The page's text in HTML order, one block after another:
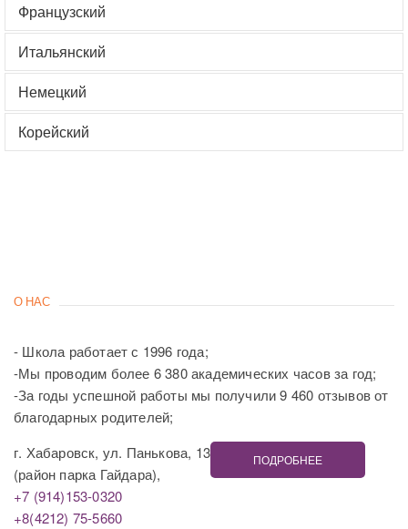
Французский
Итальянский
Немецкий
Корейский
О НАС
- Школа работает с 1996 года;
-Мы проводим более 6 380 академических часов за год;
-За годы успешной работы мы получили 9 460 отзывов от
благодарных родителей;
г. Хабаровск, ул. Панькова, 13
(район парка Гайдара),
+7 (914)153-0320
+8(4212) 75-5660
ПОДРОБНЕЕ